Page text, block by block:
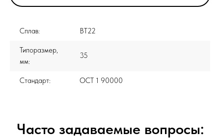
Сплав: ВТ22
Типоразмер,
мм:
35
Стандарт: ОСТ 1 90000
Часто задаваемые вопросы: